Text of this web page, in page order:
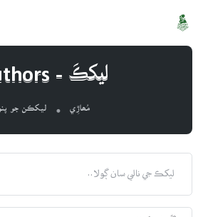
ليکڪَ - Authors
مُھاڙِي ليکڪن جو پنو